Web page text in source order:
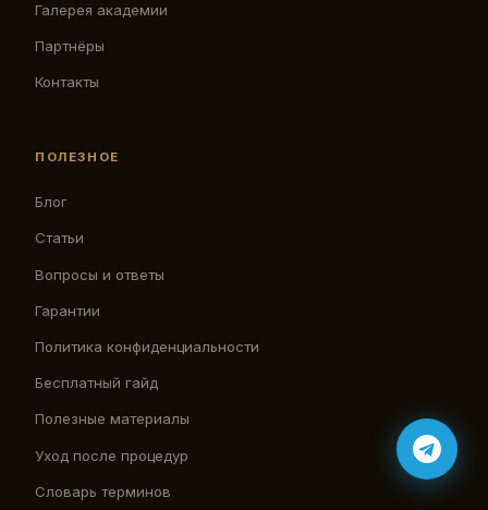
Галерея академии
Партнёры
Контакты
ПОЛЕЗНОЕ
Блог
Статьи
Вопросы и ответы
Гарантии
Политика конфиденциальности
Бесплатный гайд
Полезные материалы
Уход после процедур
Словарь терминов